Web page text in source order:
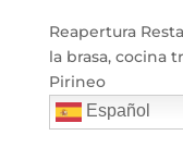
Reapertura
la brasa, cocina
Pirineo
Español